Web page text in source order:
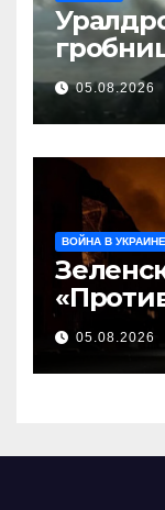
05.08.2026
ВОЙНА В УКРАИНЕ
05.08.2026